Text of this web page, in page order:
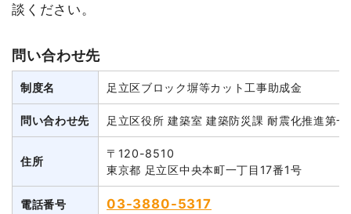
談ください。
問い合わせ先
制度名 足立区ブロック塀等カット工事助成金
問い合わせ先 足立区役所 建築室 建築防災課 耐震化推進第一
住所
〒120-8510
東京都 足立区中央本町一丁目17番1号
電話番号 03-3880-5317